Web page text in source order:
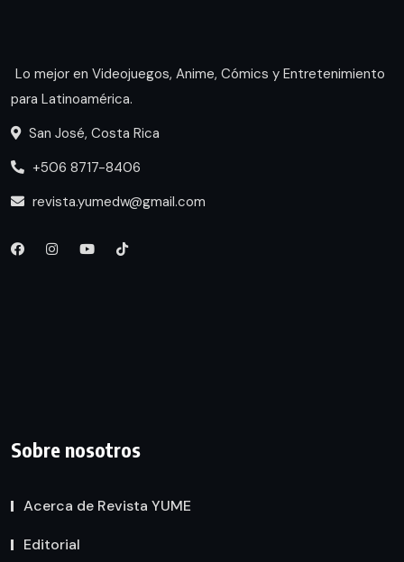
Lo mejor en Videojuegos, Anime, Cómics y Entretenimiento
para Latinoamérica.
San José, Costa Rica
+506 8717-8406
revista.yumedw@gmail.com
Sobre nosotros
Acerca de Revista YUME
Editorial